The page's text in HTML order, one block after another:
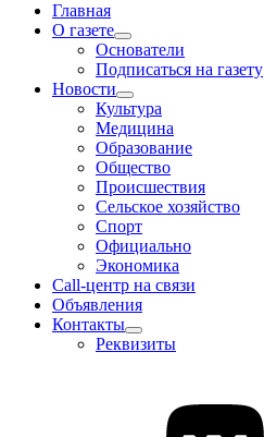
Главная
О газете
Основатели
Подписаться на газету
Новости
Культура
Медицина
Образование
Общество
Происшествия
Сельское хозяйство
Спорт
Официально
Экономика
Call-центр на связи
Объявления
Контакты
Реквизиты